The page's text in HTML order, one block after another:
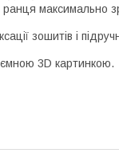
максимально
зошитів і
3D картинкою.